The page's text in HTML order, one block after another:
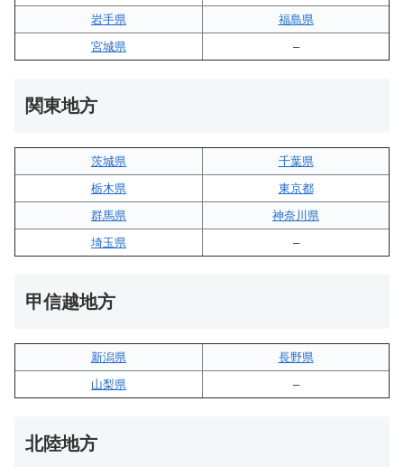
岩手県
福島県
宮城県
–
関東地方
茨城県
千葉県
栃木県
東京都
群馬県
神奈川県
埼玉県
–
甲信越地方
新潟県
長野県
山梨県
–
北陸地方